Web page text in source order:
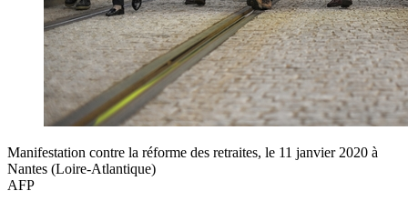
Manifestation contre la réforme des retraites, le 11 janvier 2020 à
Nantes (Loire-Atlantique)
AFP